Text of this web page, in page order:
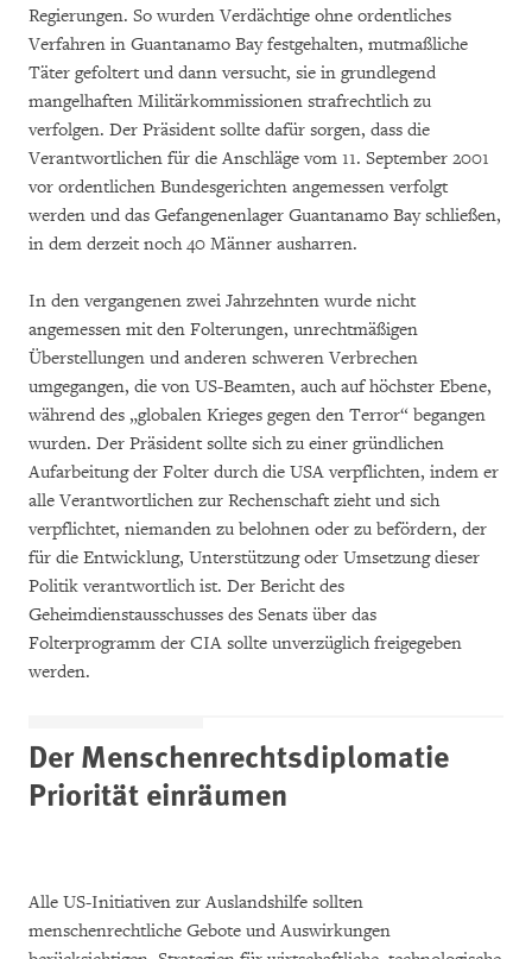
Regierungen. So wurden Verdächtige ohne ordentliches
Verfahren in Guantanamo Bay festgehalten, mutmaßliche
Täter gefoltert und dann versucht, sie in grundlegend
mangelhaften Militärkommissionen strafrechtlich zu
verfolgen. Der Präsident sollte dafür sorgen, dass die
Verantwortlichen für die Anschläge vom 11. September 2001
vor ordentlichen Bundesgerichten angemessen verfolgt
werden und das Gefangenenlager Guantanamo Bay schließen,
in dem derzeit noch 40 Männer ausharren.
In den vergangenen zwei Jahrzehnten wurde nicht
angemessen mit den Folterungen, unrechtmäßigen
Überstellungen und anderen schweren Verbrechen
umgegangen, die von US-Beamten, auch auf höchster Ebene,
während des „globalen Krieges gegen den Terror“ begangen
wurden. Der Präsident sollte sich zu einer gründlichen
Aufarbeitung der Folter durch die USA verpflichten, indem er
alle Verantwortlichen zur Rechenschaft zieht und sich
verpflichtet, niemanden zu belohnen oder zu befördern, der
für die Entwicklung, Unterstützung oder Umsetzung dieser
Politik verantwortlich ist. Der Bericht des
Geheimdienstausschusses des Senats über das
Folterprogramm der CIA sollte unverzüglich freigegeben
werden.
Der Menschenrechtsdiplomatie
Priorität einräumen
Alle US-Initiativen zur Auslandshilfe sollten
menschenrechtliche Gebote und Auswirkungen